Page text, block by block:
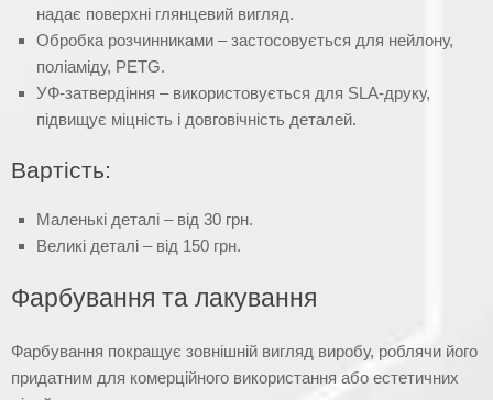
надає поверхні глянцевий вигляд.
Обробка розчинниками – застосовується для нейлону,
поліаміду, PETG.
УФ-затвердіння – використовується для SLA-друку,
підвищує міцність і довговічність деталей.
Вартість:
Маленькі деталі – від 30 грн.
Великі деталі – від 150 грн.
Фарбування та лакування
Фарбування покращує зовнішній вигляд виробу, роблячи його
придатним для комерційного використання або естетичних